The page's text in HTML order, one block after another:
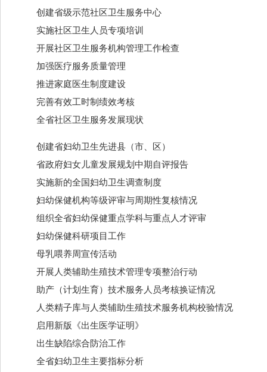
创建省级示范社区卫生服务中心
实施社区卫生人员专项培训
开展社区卫生服务机构管理工作检查
加强医疗服务质量管理
推进家庭医生制度建设
完善有效工时制绩效考核
全省社区卫生服务发展现状
创建省妇幼卫生先进县（市、区）
省政府妇女儿童发展规划中期自评报告
实施新的全国妇幼卫生调查制度
妇幼保健机构等级评审与周期性复核情况
组织全省妇幼保健重点学科与重点人才评审
妇幼保健科研项目工作
母乳喂养周宣传活动
开展人类辅助生殖技术管理专项整治行动
助产（计划生育）技术服务人员考核换证情况
人类精子库与人类辅助生殖技术服务机构校验情况
启用新版《出生医学证明》
出生缺陷综合防治工作
全省妇幼卫生主要指标分析